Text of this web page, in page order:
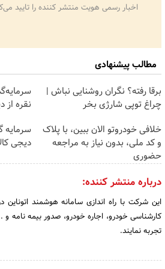
اخبار رسمی هویت منتشر کننده را
مطالب پیشنهادی
برقا رفته؟ نگران روشنایی نباش |
چراغ توپی شارژی بخر
نقره از
خلافی خودروتو الان ببین، با پلاک
و کد ملی، بدون نیاز به مراجعه
حضوری
سرمایه
دیجی
درباره منتشر کننده:
این شرکت با راه اندازی سامانه هوشمند
کارشناسی خودرو، اجاره خودرو، صدور بیمه
تجربه نمایند.